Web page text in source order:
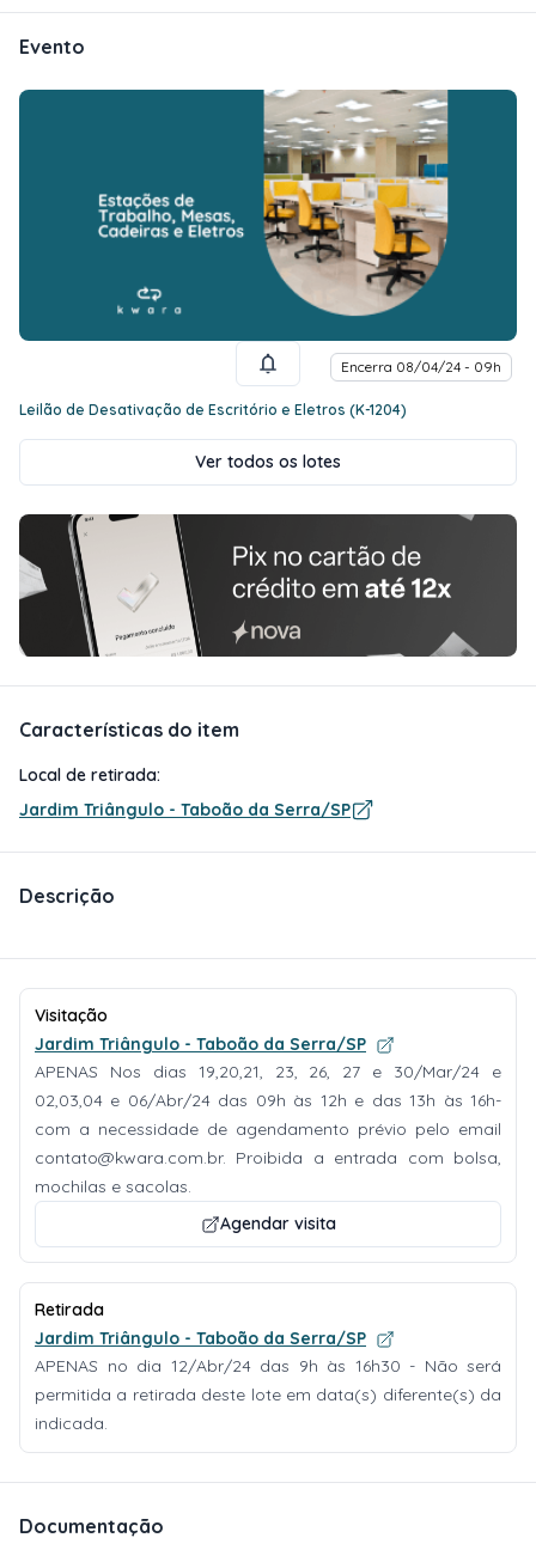
Evento
Encerra 08/04/24 - 09h
Leilão de Desativação de Escritório e Eletros (K-1204)
Ver todos os lotes
Características do item
Local de retirada:
Jardim Triângulo - Taboão da Serra/SP
Descrição
Visitação
Jardim Triângulo - Taboão da Serra/SP
APENAS Nos dias 19,20,21, 23, 26, 27 e 30/Mar/24 e
02,03,04 e 06/Abr/24 das 09h às 12h e das 13h às 16h-
com a necessidade de agendamento prévio pelo email
contato@kwara.com.br. Proibida a entrada com bolsa,
mochilas e sacolas.
Agendar visita
Retirada
Jardim Triângulo - Taboão da Serra/SP
APENAS no dia 12/Abr/24 das 9h às 16h30 - Não será
permitida a retirada deste lote em data(s) diferente(s) da
indicada.
Documentação